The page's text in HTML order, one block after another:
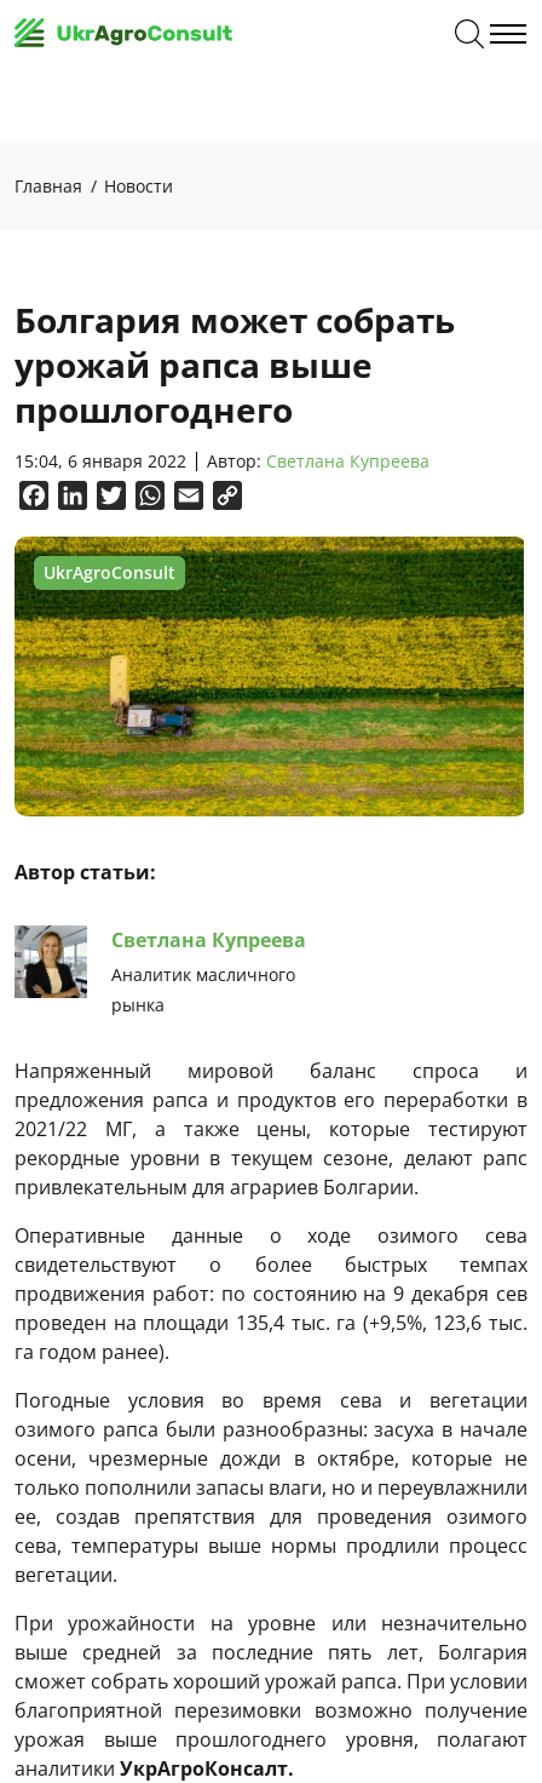
Главная Новости
Болгария может собрать
урожай рапса выше
прошлогоднего
15:04, 6 января 2022 Автор: Светлана Купреева
FacebookLinkedInTwitterWhatsApp
Email
UkrAgroConsult
Автор статьи:
Светлана Купреева
Аналитик масличного
рынка
Напряженный мировой баланс спроса и
предложения рапса и продуктов его переработки в
2021/22 МГ, а также цены, которые тестируют
рекордные уровни в текущем сезоне, делают рапс
привлекательным для аграриев Болгарии.
Оперативные данные о ходе озимого сева
свидетельствуют о более быстрых темпах
продвижения работ: по состоянию на 9 декабря сев
проведен на площади 135,4 тыс. га (+9,5%, 123,6 тыс.
га годом ранее).
Погодные условия во время сева и вегетации
озимого рапса были разнообразны: засуха в начале
осени, чрезмерные дожди в октябре, которые не
только пополнили запасы влаги, но и переувлажнили
ее, создав препятствия для проведения озимого
сева, температуры выше нормы продлили процесс
вегетации.
При урожайности на уровне или незначительно
выше средней за последние пять лет, Болгария
сможет собрать хороший урожай рапса. При условии
благоприятной перезимовки возможно получение
урожая выше прошлогоднего уровня, полагают
аналитики УкрАгроКонсалт.